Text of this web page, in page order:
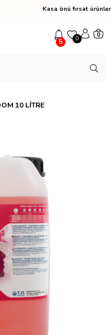
Kasa önü fırsat
5 0 0
10 LITRE